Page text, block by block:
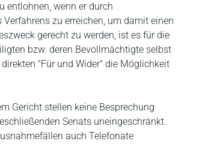
entlohnen, wenn er durch
zu erreichen, um damit einen
gerecht zu werden, ist es für die
bzw. deren Bevollmächtigte selbst
"Für und Wider" die Möglichkeit
Gericht stellen keine Besprechung
Senats uneingeschränkt.
auch Telefonate